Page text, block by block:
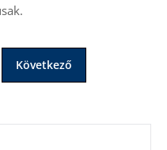
Következő